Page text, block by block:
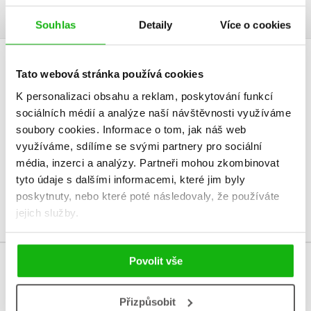
Souhlas Detaily Více o cookies
Tato webová stránka používá cookies
K personalizaci obsahu a reklam, poskytování funkcí
sociálních médií a analýze naší návštěvnosti využíváme
soubory cookies. Informace o tom, jak náš web
využíváme, sdílíme se svými partnery pro sociální
média, inzerci a analýzy. Partneři mohou zkombinovat
tyto údaje s dalšími informacemi, které jim byly
poskytnuty, nebo které poté následovaly, že používáte
jejich služby.
Povolit vše
Přizpůsobit
HODNOCENÍ ČTENÁŘŮ
V současné době nejsou vytvořena žádná uživatelská hodnocení.
Vaše hodnocení
Uživatelskou recenzi mohou vkládat pouze registrovaní uživatelé
Přihlásit
MOHLO BY VÁS TAKÉ ZAJÍMAT